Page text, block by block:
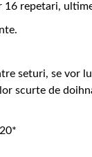
16 repetari,
seturi, se vor
scurte de